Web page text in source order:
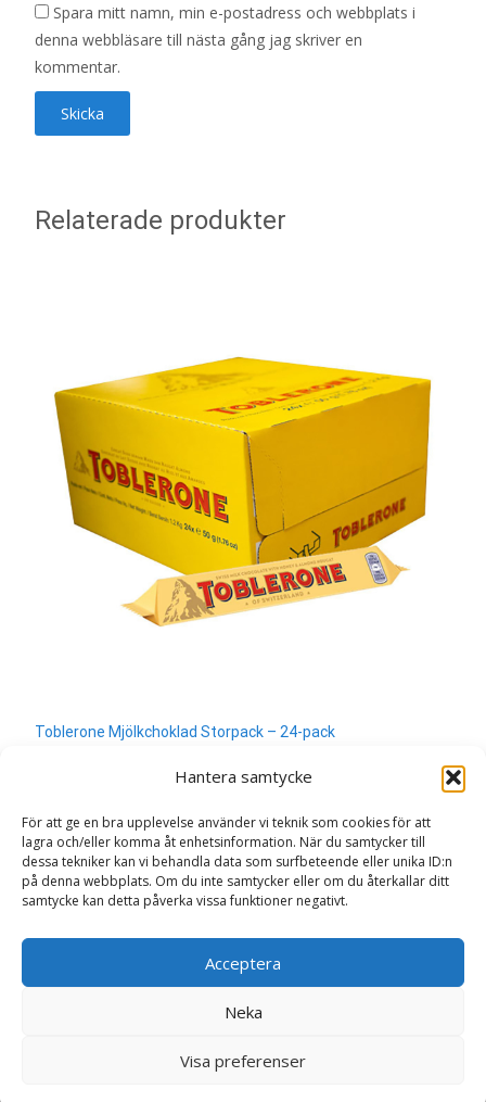
Hantera samtycke
För att ge en bra upplevelse använder vi teknik som cookies för att
lagra och/eller komma åt enhetsinformation. När du samtycker till
dessa tekniker kan vi behandla data som surfbeteende eller unika ID:n
på denna webbplats. Om du inte samtycker eller om du återkallar ditt
samtycke kan detta påverka vissa funktioner negativt.
Acceptera
Neka
Visa preferenser
Spara mitt namn, min e-postadress och webbplats i
denna webbläsare till nästa gång jag skriver en
kommentar.
Relaterade produkter
Toblerone Mjölkchoklad Storpack – 24-pack
Search
Powered by WordPress, Themei-craftby TemplatesNext.